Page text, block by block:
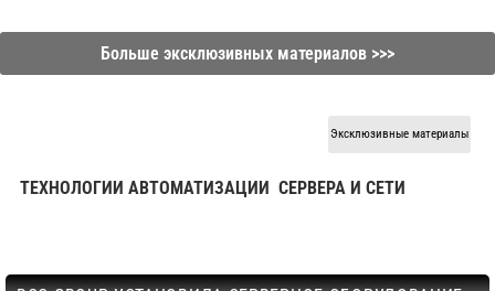
Больше эксклюзивных материалов >>>
Эксклюзивные материалы
ТЕХНОЛОГИИ АВТОМАТИЗАЦИИ СЕРВЕРА И СЕТИ